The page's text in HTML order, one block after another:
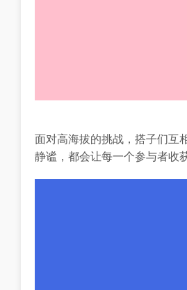
面对高海拔的挑战，搭子们互
静谧，都会让每一个参与者收